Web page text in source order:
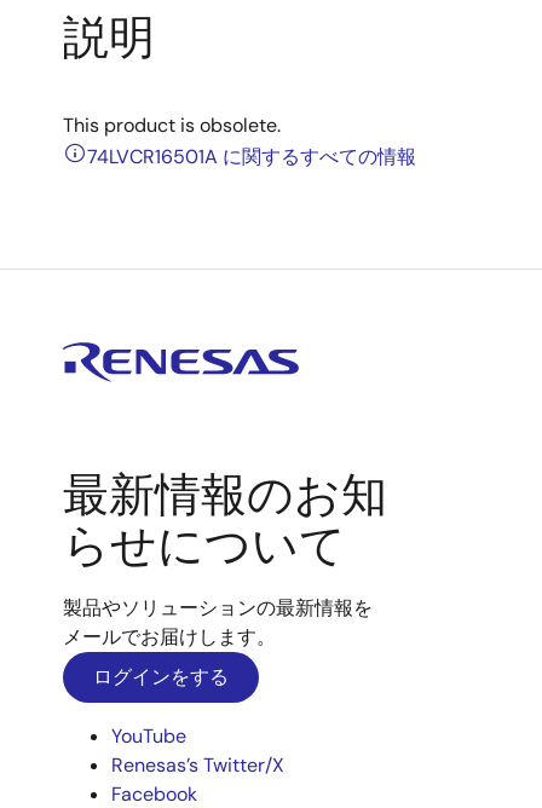
説明
This product is obsolete.
74LVCR16501A に関するすべての情報
最新情報のお知
らせについて
製品やソリューションの最新情報を
メールでお届けします。
ログインをする
YouTube
Renesas’s Twitter/X
Facebook